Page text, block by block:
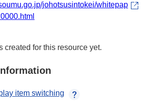
johotsusintokei/whitepap
created for this resource yet.
item switching